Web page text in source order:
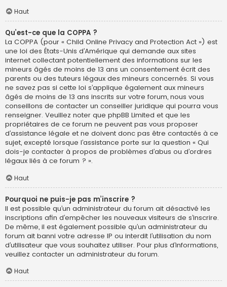
Haut
Qu’est-ce que la COPPA ?
La COPPA (pour « Child Online Privacy and Protection Act ») est
une loi des États-Unis d’Amérique qui demande aux sites
internet collectant potentiellement des informations sur les
mineurs âgés de moins de 13 ans un consentement écrit des
parents ou des tuteurs légaux des mineurs concernés. Si vous
ne savez pas si cette loi s’applique également aux mineurs
âgés de moins de 13 ans inscrits sur votre forum, nous vous
conseillons de contacter un conseiller juridique qui pourra vous
renseigner. Veuillez noter que phpBB Limited et que les
propriétaires de ce forum ne peuvent pas vous proposer
d’assistance légale et ne doivent donc pas être contactés à ce
sujet, excepté lorsque l’assistance porte sur la question « Qui
dois-je contacter à propos de problèmes d’abus ou d’ordres
légaux liés à ce forum ? ».
Haut
Pourquoi ne puis-je pas m’inscrire ?
Il est possible qu’un administrateur du forum ait désactivé les
inscriptions afin d’empêcher les nouveaux visiteurs de s’inscrire.
De même, il est également possible qu’un administrateur du
forum ait banni votre adresse IP ou interdit l’utilisation du nom
d’utilisateur que vous souhaitez utiliser. Pour plus d’informations,
veuillez contacter un administrateur du forum.
Haut